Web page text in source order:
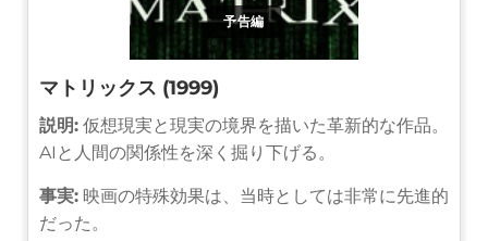
予告編
マトリックス (1999)
説明: 仮想現実と現実の境界を描いた革新的な作品。
AIと人間の関係性を深く掘り下げる。
事実: 映画の特殊効果は、当時としては非常に先進的
だった。